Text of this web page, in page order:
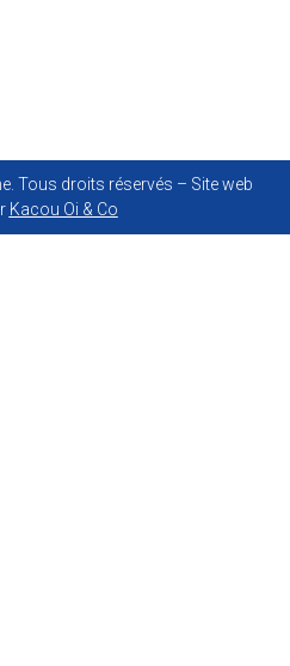
Tous droits réservés – Site web
Kacou Oi & Co